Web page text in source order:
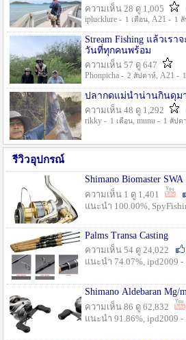
ความเห็น 28 ดู 1,005
iplucklure - 1 เดือน, A21 - 1
Stream Fishing แล้วเร
วันที่ทุกคนพร้อม
ความเห็น 57 ดู 647
Phonpicha - 2 สัปดาห์, A21 -
ปลากดแม่น้ำน่านกินดุม
ความเห็น 48 ดู 1,292
rikky - 1 เดือน, munu - 1 สัปด
รีวิวอุปกรณ์
Shimano Biomaster SWA
ความเห็น 1 ดู 1,401
แนะนำ 100.00%,
Palms Transa Casting
ความเห็น 54 ดู 24,022
แนะนำ 74.07%, ipd2009 -
Shimano Aldebaran Mg/
ความเห็น 86 ดู 62,832
แนะนำ 91.86%, ipd2009 -